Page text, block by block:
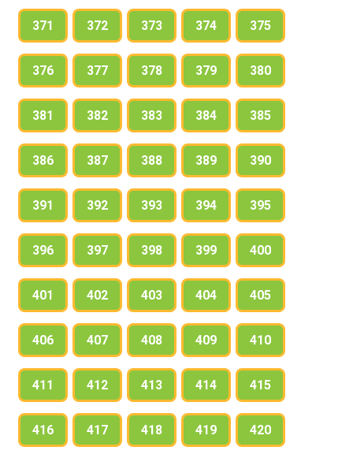
371 372 373 374 375
376 377 378 379 380
381 382 383 384 385
386 387 388 389 390
391 392 393 394 395
396 397 398 399 400
401 402 403 404 405
406 407 408 409 410
411 412 413 414 415
416 417 418 419 420